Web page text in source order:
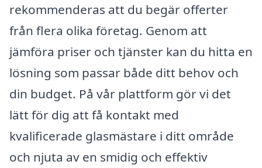
rekommenderas att du begär offerter
från flera olika företag. Genom att
jämföra priser och tjänster kan du hitta en
lösning som passar både ditt behov och
din budget. På vår plattform gör vi det
lätt för dig att få kontakt med
kvalificerade glasmästare i ditt område
och njuta av en smidig och effektiv